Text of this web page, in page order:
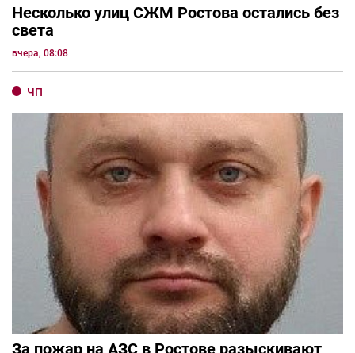
Несколько улиц СЖМ Ростова остались без
света
вчера, 08:08
ЧП
За пожар на АЗС в Ростове разыскивают